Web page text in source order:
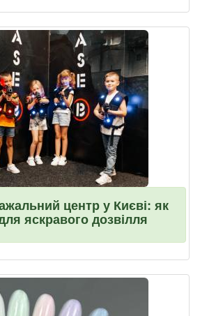
центр у Києві: як
яскравого дозвілля